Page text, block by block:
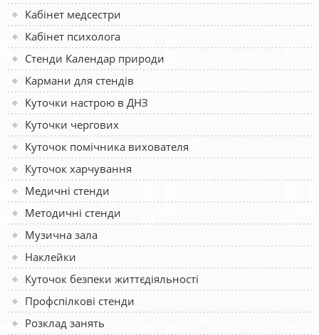
Кабінет медсестри
Кабінет психолога
Стенди Календар природи
Кармани для стендів
Куточки настрою в ДНЗ
Куточки чергових
Куточок помічника вихователя
Куточок харчування
Медичні стенди
Методичні стенди
Музична зала
Наклейки
Куточок безпеки життєдіяльності
Профспілкові стенди
Розклад занять